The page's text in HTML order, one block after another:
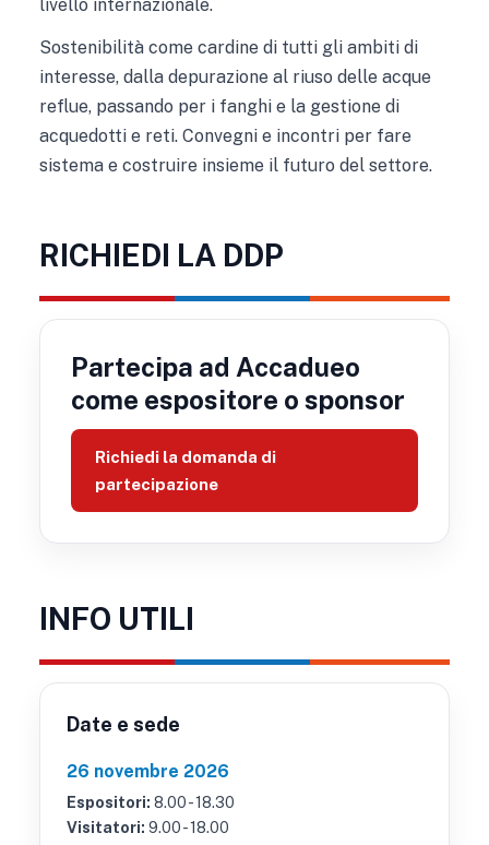
livello internazionale.
Sostenibilità come cardine di tutti gli ambiti di
interesse, dalla depurazione al riuso delle acque
reflue, passando per i fanghi e la gestione di
acquedotti e reti. Convegni e incontri per fare
sistema e costruire insieme il futuro del settore.
RICHIEDI LA DDP
Partecipa ad Accadueo
come espositore o sponsor
Richiedi la domanda di
partecipazione
INFO UTILI
Date e sede
26 novembre 2026
Espositori: 8.00 - 18.30
Visitatori: 9.00 - 18.00